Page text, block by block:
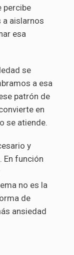
percibe
a aislarnos
esa
se
a esa
patrón de
en
se atiende.
y
En función
no es la
de
ansiedad